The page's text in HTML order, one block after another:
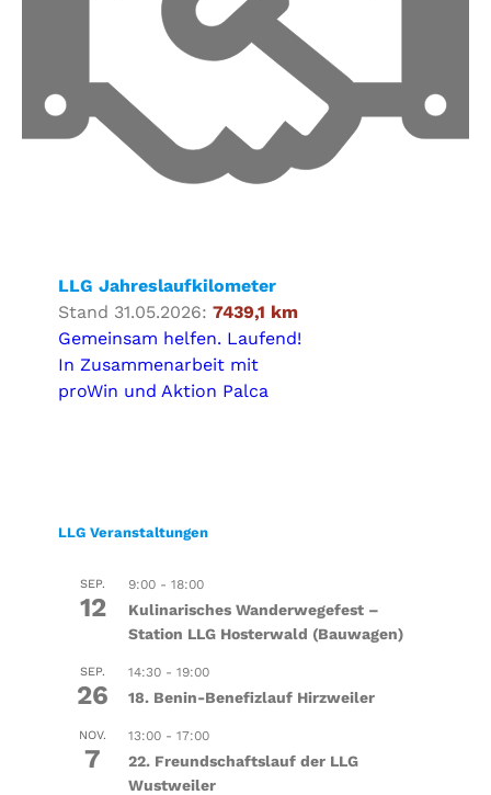
LLG Jahreslaufkilometer
Stand 31.05.2026: 7439,1 km
Gemeinsam helfen. Laufend!
In Zusammenarbeit mit
proWin und Aktion Palca
LLG Veranstaltungen
SEP.
12
9:00- 18:00
Kulinarisches Wanderwegefest –
Station LLG Hosterwald (Bauwagen)
SEP.
26
14:30- 19:00
18. Benin-Benefizlauf Hirzweiler
NOV.
7
13:00- 17:00
22. Freundschaftslauf der LLG
Wustweiler